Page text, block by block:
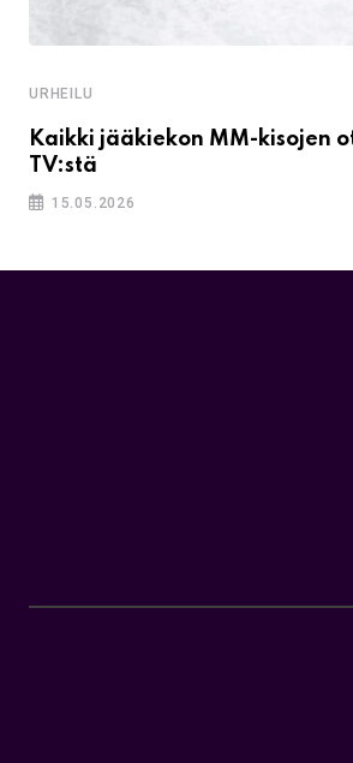
URHEILU
Kaikki jääkiekon MM-kisojen
TV:stä
15.05.2026